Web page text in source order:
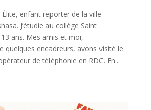
Élite, enfant reporter de la ville
J’étudie au collège Saint
13 ans. Mes amis et moi,
quelques encadreurs, avons visité le
de téléphonie en RDC. En...